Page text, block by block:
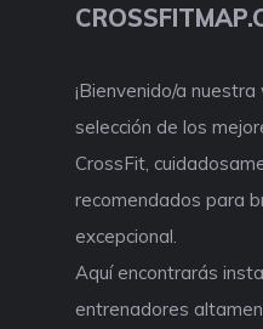
¡Bienvenido/a
selección de los
CrossFit,
recomendados para
excepcional.
Aquí encontrarás
entrenadores